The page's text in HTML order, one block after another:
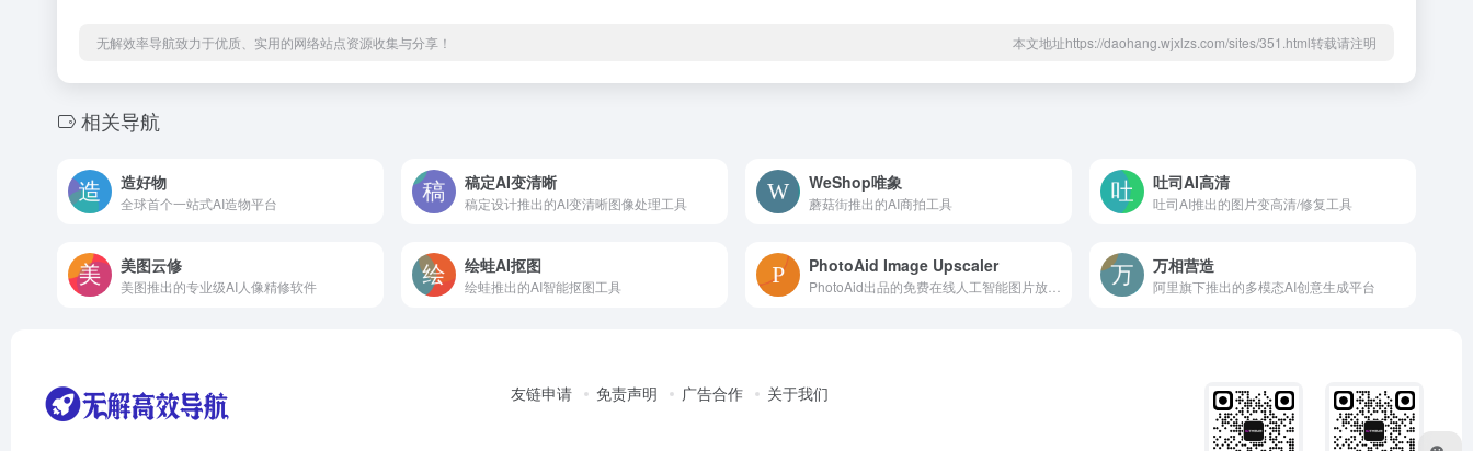
无解效率导航致力于优质、实用的网络站点资源收集与分享！ 本文地址https://daohang.wjxlzs.com/sites/351.html转载请注明
相关导航
造好物
全球首个一站式AI造物平台
稿定AI变清晰
稿定设计推出的AI变清晰图像处理工具
WeShop唯象
蘑菇街推出的AI商拍工具
吐司AI高清
吐司AI推出的图片变高清/修复工具
美图云修
美图推出的专业级AI人像精修软件
绘蛙AI抠图
绘蛙推出的AI智能抠图工具
PhotoAid Image Upscaler 万相营造
阿里旗下推出的多模态AI创意生成平台
友链申请 免责声明 广告合作 关于我们